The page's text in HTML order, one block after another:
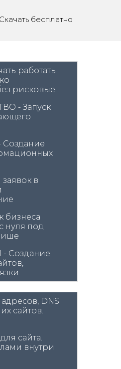
Скачать бесплатно
работать
рисковые
- Запуск
в
бизнеса
нуля под
Создание
DNS
сайтов.
сайта.
внутри